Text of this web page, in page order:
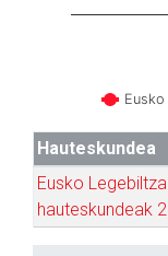
Hauteskundea
Eusko
hauteskundeak